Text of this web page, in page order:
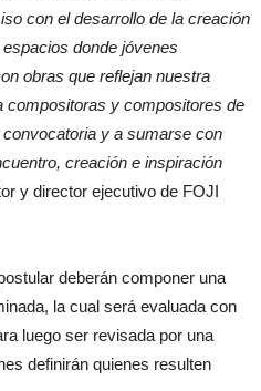
con el desarrollo de la creación
donde jóvenes
obras que reflejan nuestra
compositoras y compositores de
y a sumarse con
creación e inspiración
y director ejecutivo de FOJI
deberán componer una
la cual será evaluada con
luego ser revisada por una
definirán quienes resulten